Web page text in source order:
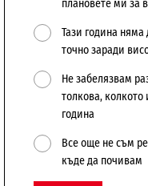
плановете ми за
Тази година
точно заради
Не забелязвам
толкова,
година
Все още не съм
къде да почивам